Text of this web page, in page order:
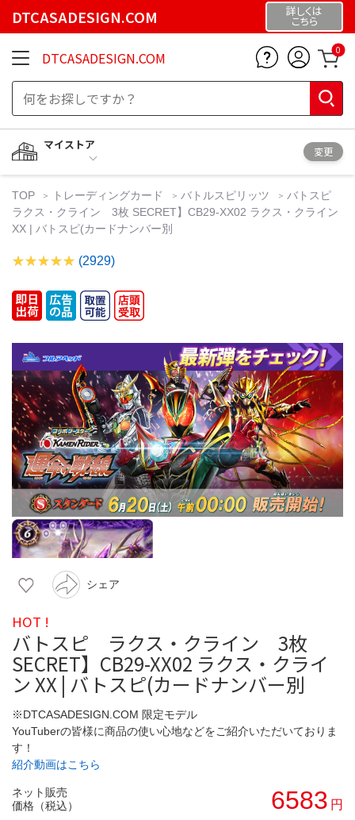
DTCASADESIGN.COM 詳しくは
こちら
DTCASADESIGN.COM 0
マイストア
変更
TOP トレーディングカード バトルスピリッツ
バトスピ
ラクス・クライン 3枚 SECRET】CB29-XX02 ラクス・クライン
XX | バトスピ(カードナンバー別
(2929)
シェア
HOT !
バトスピ ラクス・クライン 3枚
SECRET】CB29-XX02 ラクス・クライ
ン XX | バトスピ(カードナンバー別
※DTCASADESIGN.COM 限定モデル
YouTuberの皆様に商品の使い心地などをご紹介いただいておりま
す！
紹介動画はこちら
ネット販売
価格（税込）
6583 円